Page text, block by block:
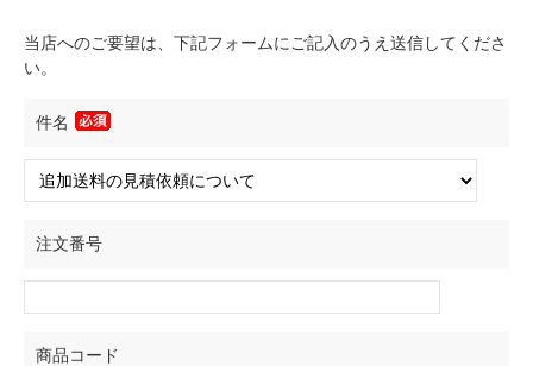
当店へのご要望は、下記フォームにご記入のうえ送信してくださ
い。
件名
注文番号
商品コード